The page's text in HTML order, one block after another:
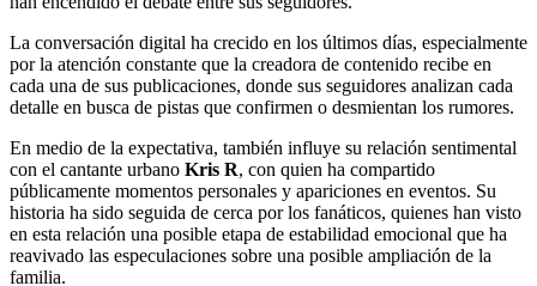
La conversación digital ha crecido en los últimos días, especialmente
por la atención constante que la creadora de contenido recibe en
cada una de sus publicaciones, donde sus seguidores analizan cada
detalle en busca de pistas que confirmen o desmientan los rumores.
En medio de la expectativa, también influye su relación sentimental
con el cantante urbano Kris R, con quien ha compartido
públicamente momentos personales y apariciones en eventos. Su
historia ha sido seguida de cerca por los fanáticos, quienes han visto
en esta relación una posible etapa de estabilidad emocional que ha
reavivado las especulaciones sobre una posible ampliación de la
familia.